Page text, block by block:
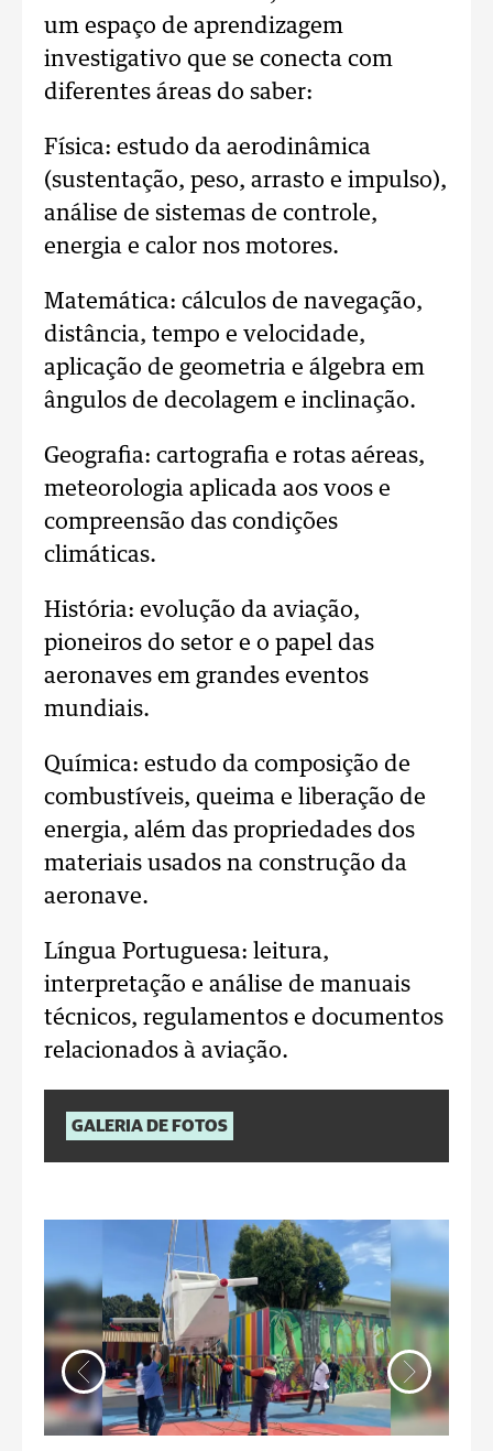
um espaço de aprendizagem
investigativo que se conecta com
diferentes áreas do saber:
Física: estudo da aerodinâmica
(sustentação, peso, arrasto e impulso),
análise de sistemas de controle,
energia e calor nos motores.
Matemática: cálculos de navegação,
distância, tempo e velocidade,
aplicação de geometria e álgebra em
ângulos de decolagem e inclinação.
Geografia: cartografia e rotas aéreas,
meteorologia aplicada aos voos e
compreensão das condições
climáticas.
História: evolução da aviação,
pioneiros do setor e o papel das
aeronaves em grandes eventos
mundiais.
Química: estudo da composição de
combustíveis, queima e liberação de
energia, além das propriedades dos
materiais usados na construção da
aeronave.
Língua Portuguesa: leitura,
interpretação e análise de manuais
técnicos, regulamentos e documentos
relacionados à aviação.
GALERIA DE FOTOS